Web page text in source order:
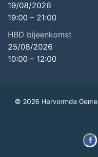
19/08/2026
19:00 – 21:00
HBD bijeenkomst
25/08/2026
10:00 – 12:00
© 2026 Hervormde